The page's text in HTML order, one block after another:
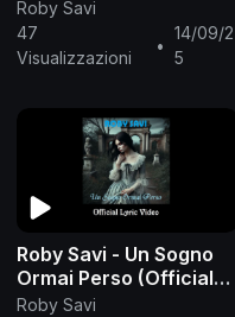
Lyric Video)
Roby Savi
47
Visualizzazioni
•
14/09/2
5
Roby Savi - Un Sogno
Ormai Perso (Official
Lyric Video)
Roby Savi